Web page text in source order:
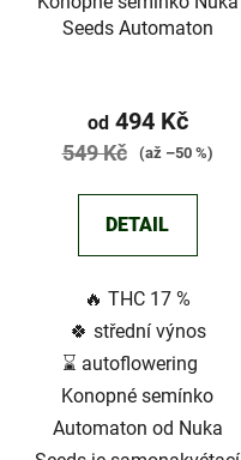
Seeds Automaton
od494 Kč
549 Kč (až –50 %)
DETAIL
🔥 THC 17 %
🍀 střední výnos
⌛ autoflowering
Konopné semínko
Automaton od Nuka